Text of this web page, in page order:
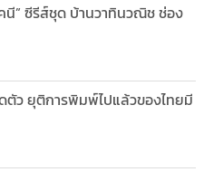
นี” ซีรีส์ชุด บ้านวาทินวณิช ช่อง
ว ยุติการพิมพ์ไปแล้วของไทยมี